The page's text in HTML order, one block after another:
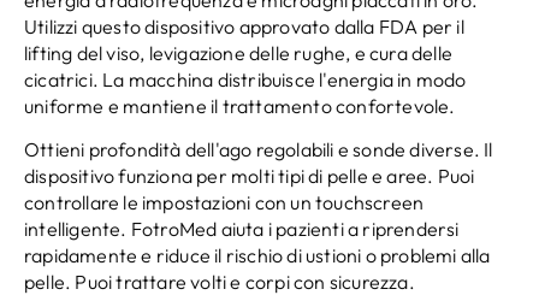
Utilizzi questo dispositivo approvato dalla FDA per il
lifting del viso, levigazione delle rughe, e cura delle
cicatrici. La macchina distribuisce l'energia in modo
uniforme e mantiene il trattamento confortevole.
Ottieni profondità dell'ago regolabili e sonde diverse. Il
dispositivo funziona per molti tipi di pelle e aree. Puoi
controllare le impostazioni con un touchscreen
intelligente. FotroMed aiuta i pazienti a riprendersi
rapidamente e riduce il rischio di ustioni o problemi alla
pelle. Puoi trattare volti e corpi con sicurezza.